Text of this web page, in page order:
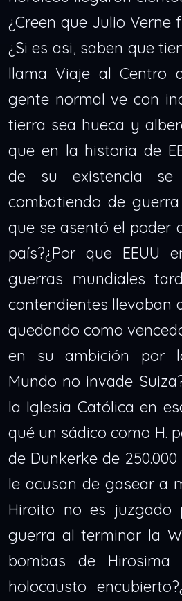
¿Creen que Julio Verne
¿Si es asi, saben que
llama Viaje al Centro
gente normal ve con
tierra sea hueca y
que en la historia de
de su existencia
combatiendo de
que se asentó el poder
país?¿Por que EEUU
guerras mundiales
contendientes llevaban
quedando como
en su ambición por
Mundo no invade
la Iglesia Católica en
qué un sádico como H.
de Dunkerke de
le acusan de gasear a
Hiroito no es juzgado
guerra al terminar la
bombas de
holocausto